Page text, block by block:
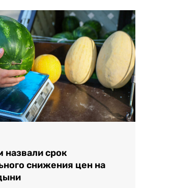
назвали срок
снижения цен на